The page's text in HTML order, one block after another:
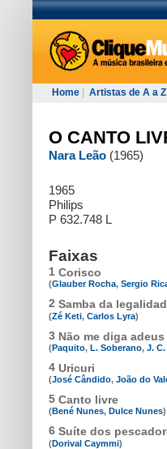
Home Artistas de A a Z
O CANTO
Nara Leão (1965)
1965
Philips
P 632.748 L
Faixas
1 Corisco
(Glauber Rocha, Sergio
2 Samba da
(Zé Keti, Carlos Lyra)
3 Não me diga adeus
(Paquito, L. Soberano, J.
4 Uricuri
(José Cândido, João do
5 Canto livre
(Bené Nunes, Dulce Nunes)
6 Suíte dos
(Dorival Caymmi)